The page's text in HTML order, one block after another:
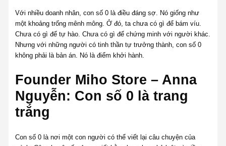
Với nhiều doanh nhân, con số 0 là điều đáng sợ. Nó giống như
một khoảng trống mênh mông. Ở đó, ta chưa có gì để bám víu.
Chưa có gì để tự hào. Chưa có gì để chứng minh với người khác.
Nhưng với những người có tinh thần tự trưởng thành, con số 0
không phải là bản án. Nó là điểm khởi hành.
Founder Miho Store – Anna
Nguyễn: Con số 0 là trang
trắng
Con số 0 là nơi một con người có thể viết lại câu chuyện của